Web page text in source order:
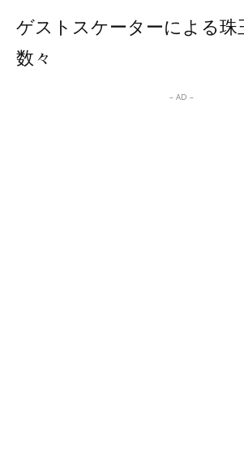
ゲストスケーターによる珠
数々
– AD –